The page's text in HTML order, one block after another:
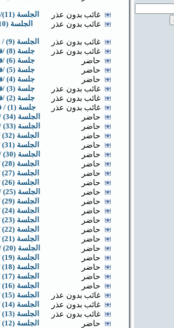
غائب بدون عذر الجلسة (11)/ فصل ثاني /سنة رابعة
غائب بدون عذر
غائب بدون عذر الجلسة (9) / فصل ثاني / سنة رابعة
غائب بدون عذر جلسة (8) /فصل ثاني/ سنة رابعة
حاضر جلسة (6) /فصل ثاني/ سنة رابعة
حاضر جلسة (5) /فصل ثاني/ سنة رابعة
حاضر جلسة (4) /فصل ثاني/ سنة رابعة
غائب بدون عذر جلسة (3) /فصل ثاني/ سنة رابعة
غائب بدون عذر جلسة (2) /فصل ثاني/ سنة رابعة
غائب بدون عذر جلسة (1) / فصل ثاني/ سنة رابعة
حاضر الجلسة (34) / فصل اول / سنة رابعة
حاضر الجلسة (33) / فصل اول / سنة رابعة
حاضر الجلسة (32) /فصل اول / سنة رابعة
حاضر الجلسة (31) /فصل اول / سنة رابعة
حاضر الجلسة (30) / فصل اول / سنة رابعة
حاضر الجلسة (28) /فصل اول / سنة رابعة
حاضر الجلسة (27) /فصل اول / سنة رابعة
حاضر الجلسة (26) /فصل اول / سنة رابعة
حاضر الجلسة (25) / فصل اول / سنة رابعة
حاضر الجلسة (29) /فصل اول / سنة رابعة
حاضر الجلسة (24) /فصل اول / سنة رابعة
حاضر الجلسة (23) / فصل اول/ سنة رابعة
حاضر الجلسة (22) /فصل اول / سنة رابعة
حاضر الجلسة (21) /فصل اول / سنة رابعة
حاضر الجلسة (20) / فصل اول / سنة رابعة
حاضر الجلسة (19) /فصل اول / سنة رابعة
حاضر الجلسة (18) /فصل اول / سنة رابعة
حاضر الجلسة (17) /فصل اول / سنة رابعة
حاضر الجلسة (16) / فصل اول /سنة رابعة
غائب بدون عذر الجلسة (15) /فصل اول / سنة رابعة
غائب بدون عذر الجلسة (14) /فصل اول / سنة رابعة
غائب بدون عذر الجلسة (13) /فصل اول / سنة رابعة
حاضر الجلسة (12) /فصل اول / سنة رابعة